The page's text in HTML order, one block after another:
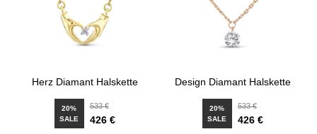
Herz Diamant Halskette
20%
SALE
533 €
426 €
Design Diamant Halskette
20%
SALE
533 €
426 €